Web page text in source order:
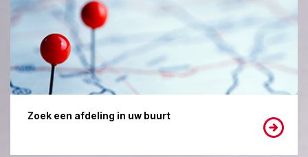
Zoek een afdeling in uw buurt